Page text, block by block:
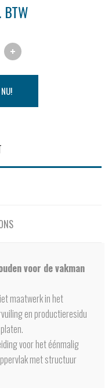
voor de vakman
maatwerk in het
en productieresidu
voor het éénmalig
met structuur